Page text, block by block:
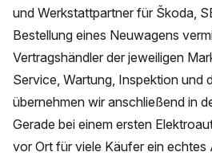
und Werkstattpartner für Škoda,
Bestellung eines Neuwagens
Vertragshändler der jeweiligen
Service, Wartung, Inspektion und
übernehmen wir anschließend in
Gerade bei einem ersten
vor Ort für viele Käufer ein echtes